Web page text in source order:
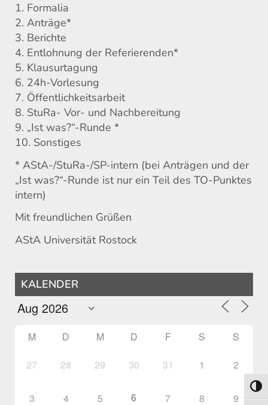
1. Formalia
2. Anträge*
3. Berichte
4. Entlohnung der Referierenden*
5. Klausurtagung
6. 24h-Vorlesung
7. Öffentlichkeitsarbeit
8. StuRa- Vor- und Nachbereitung
9. „Ist was?“-Runde *
10. Sonstiges
* AStA-/StuRa-/SP-intern (bei Anträgen und der
„Ist was?“-Runde ist nur ein Teil des TO-Punktes
intern)
Mit freundlichen Grüßen
AStA Universität Rostock
KALENDER
M D M D F S S
27 28 29 30 31 1 2
3 4 5 6 7 8 9